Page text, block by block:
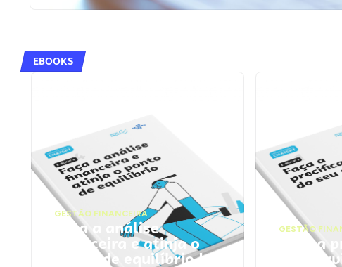
EBOOKS
GESTÃO FINANCEIRA
Faça a análise
financeira e atinja o
ponto de equilíbrio |
GESTÃO
Faça a
seu